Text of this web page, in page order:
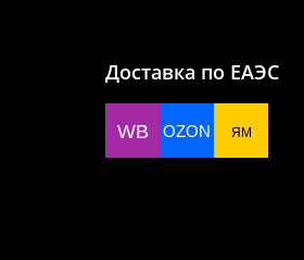
Доставка по ЕАЭС
WB OZON ЯМ